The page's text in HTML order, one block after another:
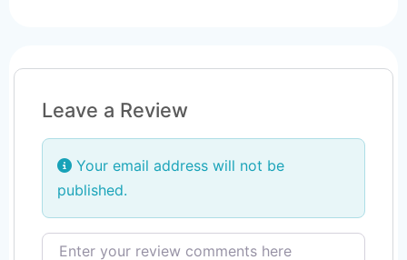
Leave a Review
Your email address will not be
published.
Review text